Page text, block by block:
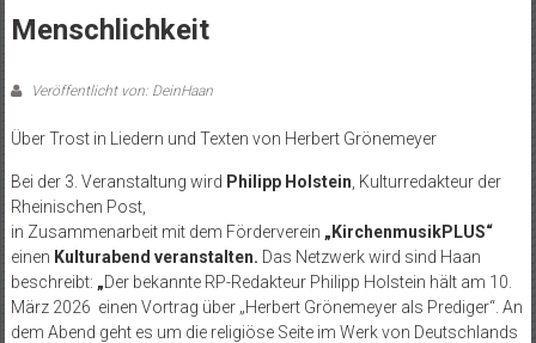
Menschlichkeit
Veröffentlicht von: DeinHaan
Über Trost in Liedern und Texten von Herbert Grönemeyer
Bei der 3. Veranstaltung wird Philipp Holstein , Kulturredakteur der
Rheinischen Post,
in Zusammenarbeit mit dem Förderverein „KirchenmusikPLUS“
einen Kulturabend veranstalten. Das Netzwerk wird sind Haan
beschreibt: „Der bekannte RP-Redakteur Philipp Holstein hält am 10.
März 2026 einen Vortrag über „Herbert Grönemeyer als Prediger“. An
dem Abend geht es um die religiöse Seite im Werk von Deutschlands